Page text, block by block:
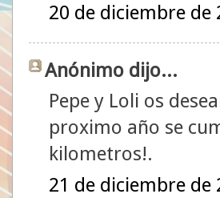
20 de diciembre de
Anónimo dijo...
Pepe y Loli os
proximo año se
kilometros!.
21 de diciembre de